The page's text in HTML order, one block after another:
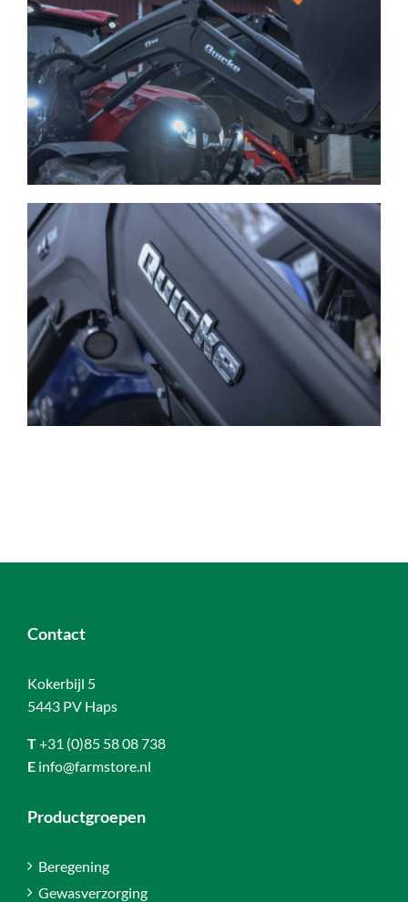
Contact
Kokerbijl 5
5443 PV Haps
T+31 (0)85 58 08 738
E info@farmstore.nl
Productgroepen
Beregening
Gewasverzorging